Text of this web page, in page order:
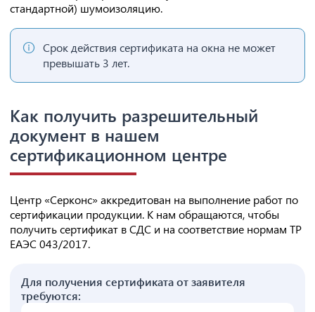
стандартной) шумоизоляцию.
Срок действия сертификата на окна не может
превышать 3 лет.
Как получить разрешительный
документ в нашем
сертификационном центре
Центр «Серконс» аккредитован на выполнение работ по
сертификации продукции. К нам обращаются, чтобы
получить сертификат в СДС и на соответствие нормам ТР
ЕАЭС 043/2017.
Для получения сертификата от заявителя
требуются: